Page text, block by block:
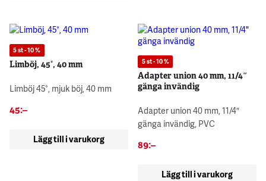
5 st - 10 %
Limböj, 45°, 40 mm
Limböj 45°, mjuk böj, 40 mm
45:–
Lägg till i varukorg
5 st - 10 %
Adapter union 40 mm, 11/4″
gänga invändig
Adapter union 40 mm, 11/4″
gänga invändig, PVC
89:–
Lägg till i varukorg